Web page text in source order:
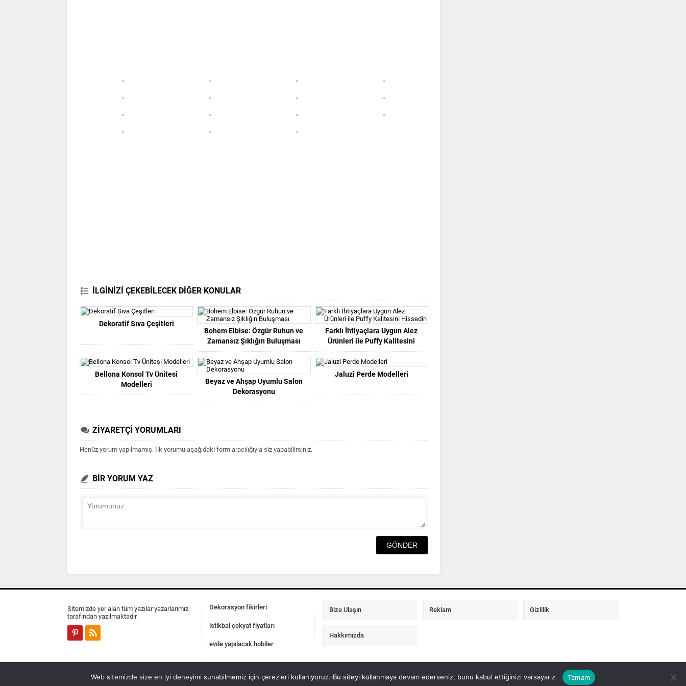
İLGİNİZİ ÇEKEBİLECEK DİĞER KONULAR
Dekoratif Sıva Çeşitleri
Bohem Elbise: Özgür Ruhun ve
Zamansız Şıklığın Buluşması
Farklı İhtiyaçlara Uygun Alez
Ürünleri ile Puffy Kalitesini
Hissedin
Bellona Konsol Tv Ünitesi
Modelleri
Beyaz ve Ahşap Uyumlu Salon
Dekorasyonu
Jaluzi Perde Modelleri
ZİYARETÇİ YORUMLARI
Henüz yorum yapılmamış. İlk yorumu aşağıdaki form aracılığıyla siz yapabilirsiniz.
BİR YORUM YAZ
Sitemizde yer alan tüm yazılar yazarlarımız
tarafından yazılmaktadır.
Dekorasyon fikirleri
istikbal çekyat fiyatları
evde yapılacak hobiler
Bize Ulaşın Reklam Gizlilik
Hakkımızda
100 m2 ev insaat maliyeti
Web sitemizde size en iyi deneyimi sunabilmemiz için çerezleri kullanıyoruz. Bu siteyi kullanmaya devam ederseniz, bunu kabul ettiğinizi varsayarız. Tamam